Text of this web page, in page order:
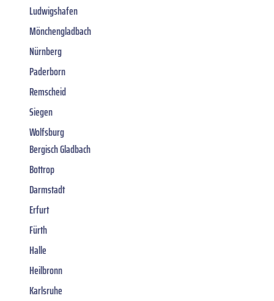
Ludwigshafen
Mönchengladbach
Nürnberg
Paderborn
Remscheid
Siegen
Wolfsburg
Bergisch Gladbach
Bottrop
Darmstadt
Erfurt
Fürth
Halle
Heilbronn
Karlsruhe